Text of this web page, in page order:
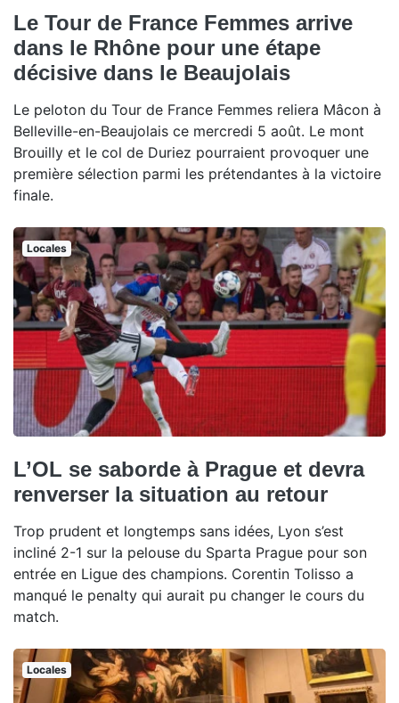
Le Tour de France Femmes arrive
dans le Rhône pour une étape
décisive dans le Beaujolais
Le peloton du Tour de France Femmes reliera Mâcon à
Belleville-en-Beaujolais ce mercredi 5 août. Le mont
Brouilly et le col de Duriez pourraient provoquer une
première sélection parmi les prétendantes à la victoire
finale.
Locales
L’OL se saborde à Prague et devra
renverser la situation au retour
Trop prudent et longtemps sans idées, Lyon s’est
incliné 2-1 sur la pelouse du Sparta Prague pour son
entrée en Ligue des champions. Corentin Tolisso a
manqué le penalty qui aurait pu changer le cours du
match.
Locales